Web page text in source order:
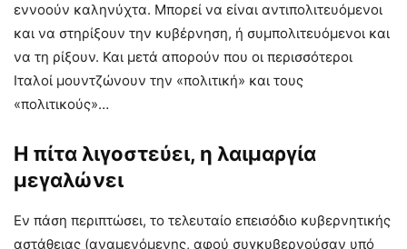
εννοούν καληνύχτα. Μπορεί να είναι αντιπολιτευόμενοι
και να στηρίξουν την κυβέρνηση, ή συμπολιτευόμενοι και
να τη ρίξουν. Και μετά απορούν που οι περισσότεροι
Ιταλοί μουντζώνουν την «πολιτική» και τους
«πολιτικούς»…
Η πίτα λιγοστεύει, η λαιμαργία
μεγαλώνει
Εν πάση περιπτώσει, το τελευταίο επεισόδιο κυβερνητικής
αστάθειας (αναμενόμενης, αφού συγκυβερνούσαν υπό